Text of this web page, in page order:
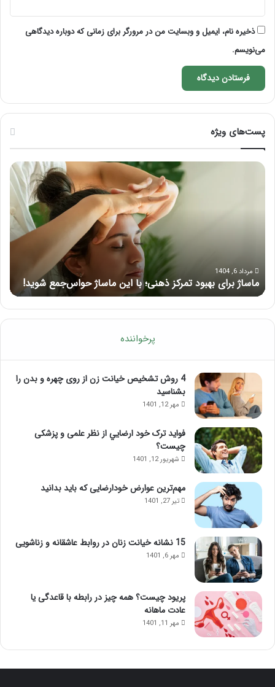
ذخیره نام، ایمیل و وبسایت من در مرورگر برای زمانی که دوباره دیدگاهی
می‌نویسم.
پست‌های ویژه
ماساژ
حواس‌جمع
شوید!
مرداد 6, 1404
ماساژ برای بهبود تمرکز ذهنی؛ با این ماساژ حواس‌جمع شوید!
لب
بعد
از
پرخواننده
4 روش تشخیص خیانت زن از روی چهره و بدن را
بشناسید
مهر 12, 1401
فواید ترک خود ارضايي از نظر علمی و پزشکی
چیست؟
شهریور 12, 1401
مهم‌ترین عوارض خودارضایی که باید بدانید
تیر 27, 1401
15 نشانه خیانت زنان در روابط عاشقانه و زناشویی
مهر 6, 1401
پریود چیست؟ همه چیز در رابطه با قاعدگی یا
عادت ماهانه
مهر 11, 1401